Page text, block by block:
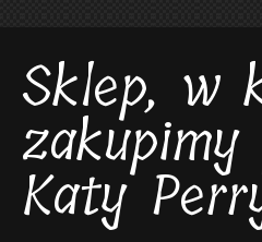
Sklep, w
Katy